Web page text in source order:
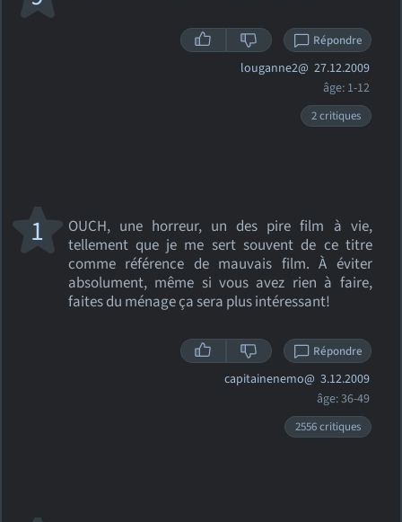
Répondre
louganne2@ 27.12.2009
âge: 1-12
2 critiques
OUCH, une horreur, un des pire film à vie,
tellement que je me sert souvent de ce titre
comme référence de mauvais film. À éviter
absolument, même si vous avez rien à faire,
faites du ménage ça sera plus intéressant!
1
Répondre
capitainenemo@ 3.12.2009
âge: 36-49
2556 critiques